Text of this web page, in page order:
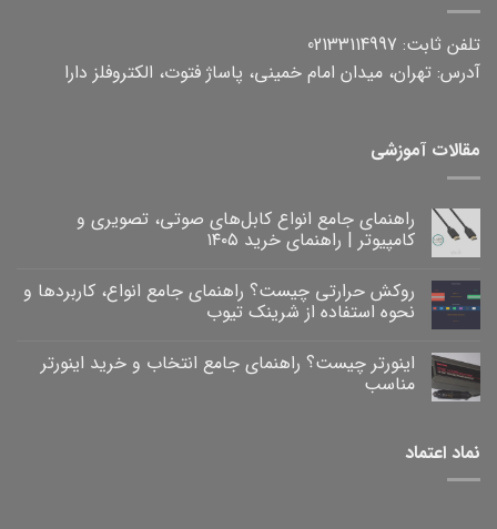
تلفن ثابت: 02133114997
آدرس: تهران، میدان امام خمینی، پاساژ فتوت، الکتروفلز دارا
مقالات آموزشی
راهنمای جامع انواع کابل‌های صوتی، تصویری و
کامپیوتر | راهنمای خرید ۱۴۰۵
برای
راهنمای
جامع
صوتی،
تصویری
و
خرید
۱۴۰۵
ثبت
نشده
روکش حرارتی چیست؟ راهنمای جامع انواع، کاربردها و
نحوه استفاده از شرینک تیوب
برای
روکش
حرارتی
انواع،
کاربردها
ثبت
نشده
اینورتر چیست؟ راهنمای جامع انتخاب و خرید اینورتر
مناسب
اینورتر
چیست؟
نشده
نماد اعتماد